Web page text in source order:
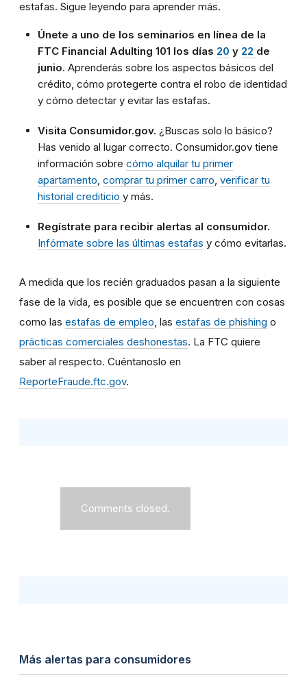
estafas. Sigue leyendo para aprender más.
Únete a uno de los seminarios en línea de la
FTC Financial Adulting 101 los días 20 y 22 de
junio. Aprenderás sobre los aspectos básicos del
crédito, cómo protegerte contra el robo de identidad
y cómo detectar y evitar las estafas.
Visita Consumidor.gov. ¿Buscas solo lo básico?
Has venido al lugar correcto. Consumidor.gov tiene
información sobre cómo alquilar tu primer
apartamento, comprar tu primer carro, verificar tu
historial crediticio y más.
Regístrate para recibir alertas al consumidor.
Infórmate sobre las últimas estafas y cómo evitarlas.
A medida que los recién graduados pasan a la siguiente
fase de la vida, es posible que se encuentren con cosas
como las estafas de empleo, las estafas de phishing o
prácticas comerciales deshonestas. La FTC quiere
saber al respecto. Cuéntanoslo en
ReporteFraude.ftc.gov.
Comments closed.
Más alertas para consumidores